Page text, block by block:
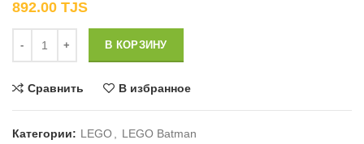
892.00 TJS
В КОРЗИНУ
Сравнить В избранное
Категории: LEGO LEGO Batman